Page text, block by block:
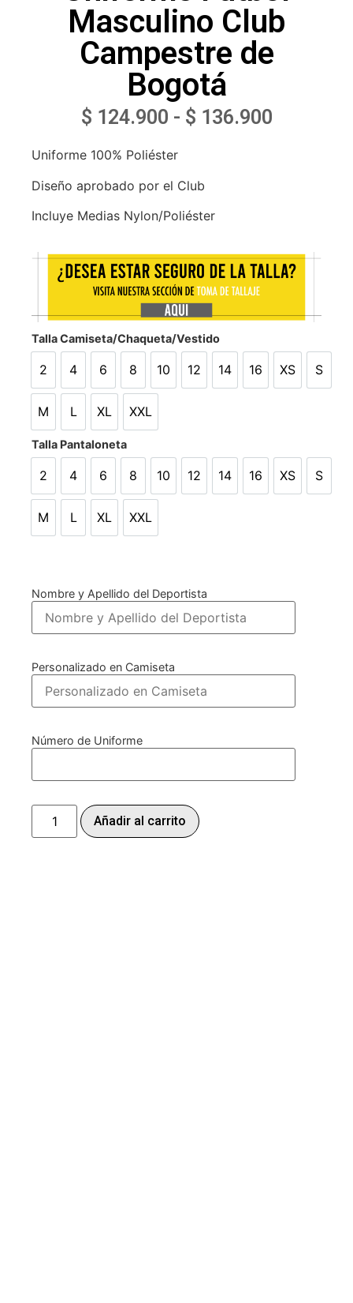
Masculino Club
Campestre de
Bogotá
$ 124.900 - $ 136.900
Uniforme 100% Poliéster
Diseño aprobado por el Club
Incluye Medias Nylon/Poliéster
Talla Camiseta/Chaqueta/Vestido
2 4 6 8
8
10 12 14 16 XS
XS
S
S
M L XL XXL
Talla Pantaloneta
2 4 6 8
8
10 12 14 16 XS
XS
S
S
M L XL XXL
Nombre y Apellido del Deportista
Personalizado en Camiseta
Número de Uniforme
Añadir al carrito